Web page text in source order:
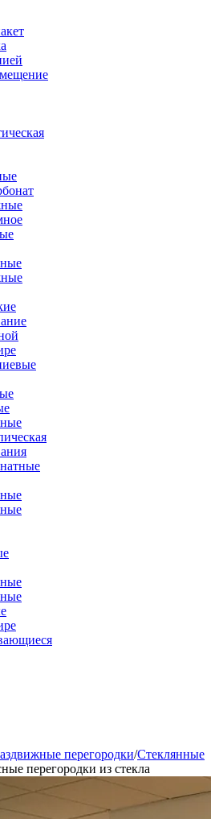
перегородки/Стеклянные
перегородки из стекла